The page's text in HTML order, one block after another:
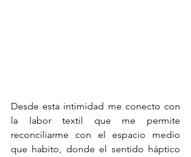
Desde esta intimidad me conecto con
la labor textil que me permite
reconciliarme con el espacio medio
que habito, donde el sentido háptico